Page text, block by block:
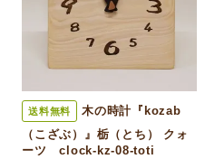
送料無料
木の時計『kozab
（こざぶ）』栃（とち） クォ
ーツ clock-kz-08-toti